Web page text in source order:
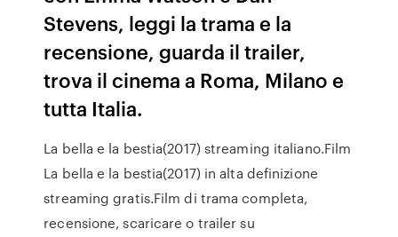
Stevens, leggi la trama e la
recensione, guarda il trailer,
trova il cinema a Roma, Milano e
tutta Italia.
La bella e la bestia(2017) streaming italiano.Film
La bella e la bestia(2017) in alta definizione
streaming gratis.Film di trama completa,
recensione, scaricare o trailer su